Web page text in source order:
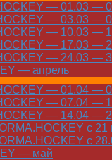
— 01.03 —
— 03.03 —
— 10.03 —
— 17.03 —
— 24.03 —
— апрель
— 01.04 —
— 07.04 —
— 14.04 —
с 21
с
— май